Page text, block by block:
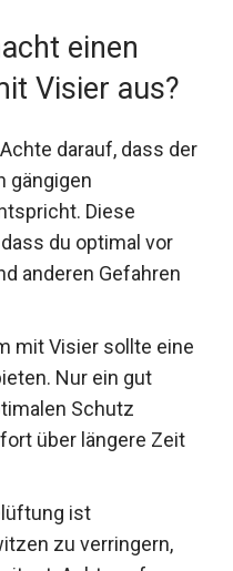
einen
Visier aus?
Achte darauf, dass der
gängigen
Diese
du optimal vor
anderen Gefahren
mit Visier sollte eine
Nur ein gut
Schutz
über längere Zeit
ist
zu verringern,